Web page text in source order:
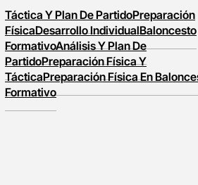
Física
De
De
De
Fútbol
En
Y Táctica
Táctica Y Plan De PartidoPreparación
FísicaDesarrollo IndividualBaloncesto
FormativoAnálisis Y Plan De
PartidoPreparación Física Y
TácticaPreparación Física En
Formativo